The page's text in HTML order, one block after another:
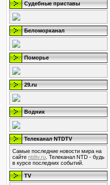
Судебные приставы
Беломорканал
Поморье
29.ru
Водник
Телеканал NTDTV
Самые последние новости мира на
сайте ntdtv.ru . Телеканал NTD - будь
в курсе последних событий.
TV